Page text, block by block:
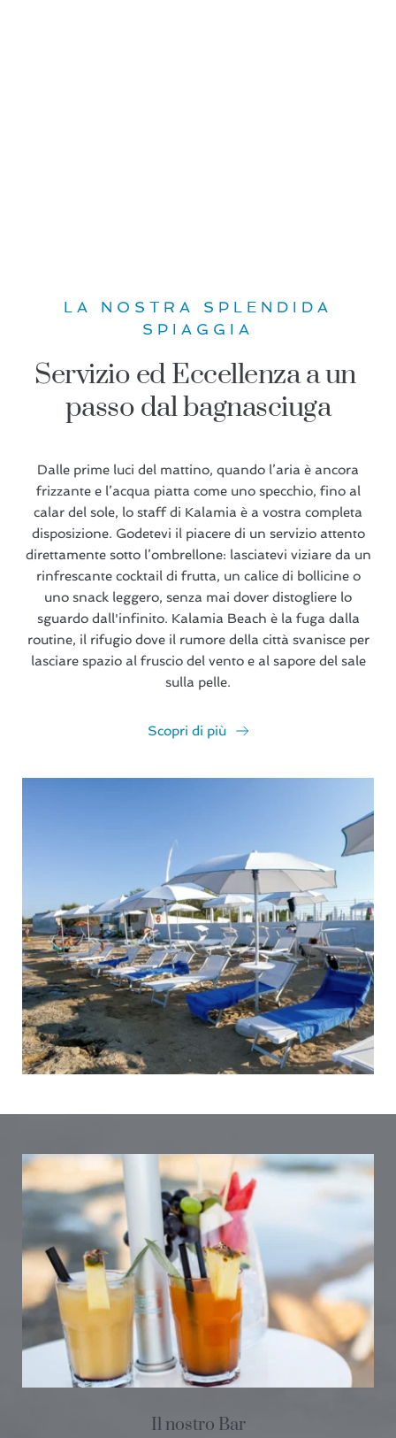
LA NOSTRA SPLENDIDA
SPIAGGIA
Servizio ed Eccellenza a un
passo dal bagnasciuga
Dalle prime luci del mattino, quando l’aria è ancora
frizzante e l’acqua piatta come uno specchio, fino al
calar del sole, lo staff di Kalamia è a vostra completa
disposizione. Godetevi il piacere di un servizio attento
direttamente sotto l’ombrellone: lasciatevi viziare da un
rinfrescante cocktail di frutta, un calice di bollicine o
uno snack leggero, senza mai dover distogliere lo
sguardo dall'infinito. Kalamia Beach è la fuga dalla
routine, il rifugio dove il rumore della città svanisce per
lasciare spazio al fruscio del vento e al sapore del sale
sulla pelle.
Scopri di più
Il nostro Bar